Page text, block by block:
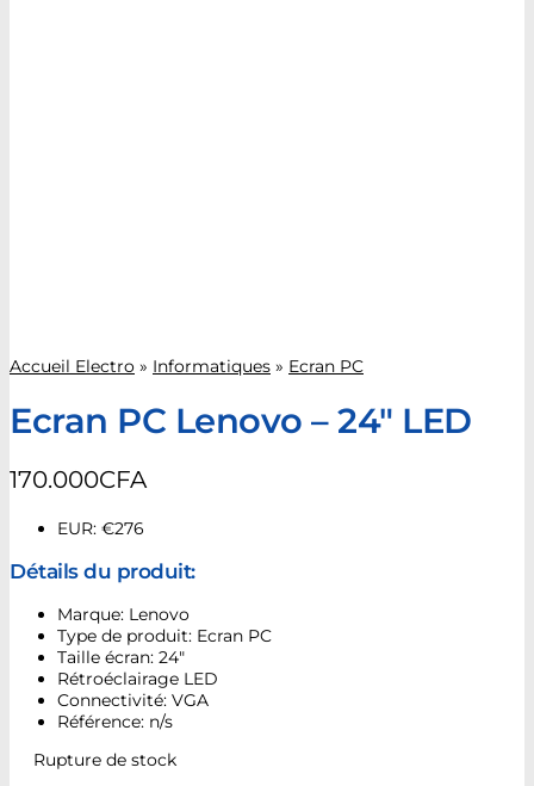
Accueil Electro » Informatiques » Ecran PC
Ecran PC Lenovo – 24″ LED
170.000CFA
EUR: €276
Détails du produit:
Marque: Lenovo
Type de produit: Ecran PC
Taille écran: 24″
Rétroéclairage LED
Connectivité: VGA
Référence: n/s
Rupture de stock